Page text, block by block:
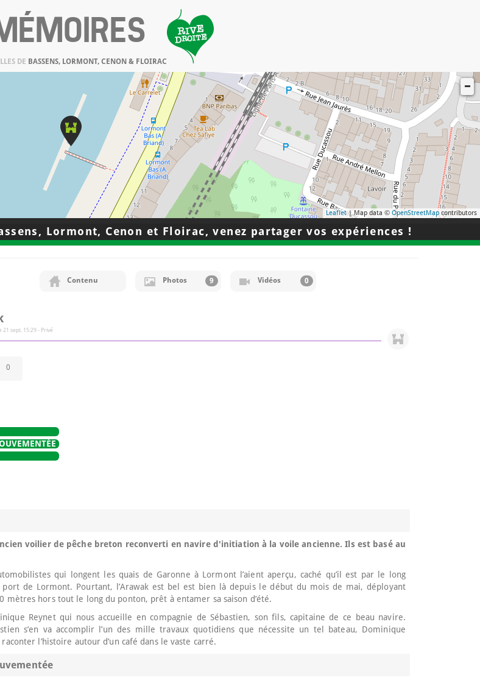
DE BASSENS, LORMONT, CENON & FLOIRAC
Leaflet| Map data © OpenStreetMap contributors
Lormont, Cenon et Floirac, venez partager vos expériences !
Contenu Photos 9 Vidéos 0
21 sept. 15:29- Privé
0
voilier de pêche breton reconverti en navire d'initiation à la voile ancienne. Ils est basé au
qui longent les quais de Garonne à Lormont l’aient aperçu, caché qu’il est par le long
port de Lormont. Pourtant, l’Arawak est bel est bien là depuis le début du mois de mai, déployant
mètres hors tout le long du ponton, prêt à entamer sa saison d’été.
Reynet qui nous accueille en compagnie de Sébastien, son fils, capitaine de ce beau navire.
s’en va accomplir l’un des mille travaux quotidiens que nécessite un tel bateau, Dominique
raconter l’histoire autour d’un café dans le vaste carré.